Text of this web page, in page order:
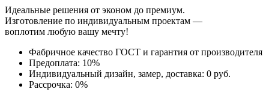
Идеальные решения от эконом до премиум.
Изготовление по индивидуальным проектам —
воплотим любую вашу мечту!
Фабричное качество ГОСТ и гарантия от производителя
Предоплата: 10%
Индивидуальный дизайн, замер, доставка: 0 руб.
Рассрочка: 0%